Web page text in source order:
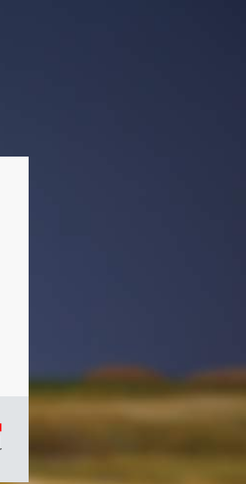
/
Symbole